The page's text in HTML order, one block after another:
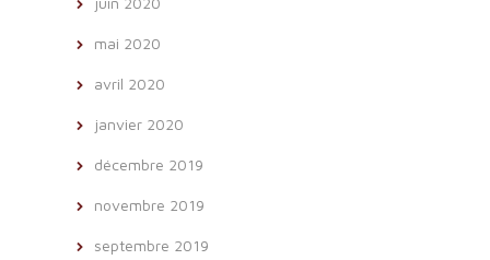
mai 2020
avril 2020
janvier 2020
décembre 2019
novembre 2019
septembre 2019